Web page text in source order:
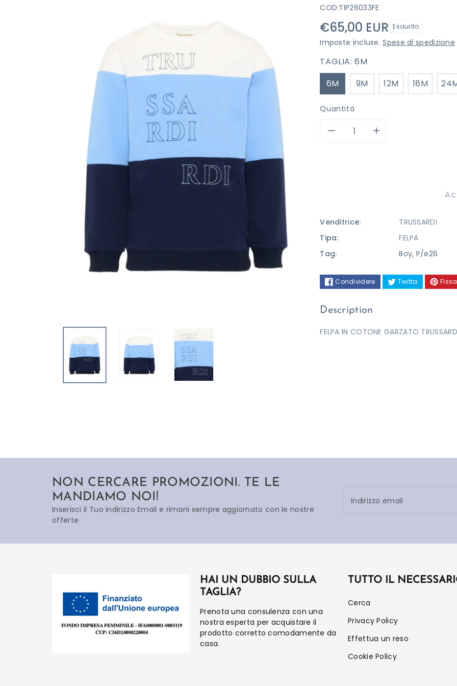
COD:TIP26033FE
Prezzo
di
listino
€65,00 EUR Esaurito
Imposte incluse.Spese di spedizione
TAGLIA:6M
6M
9M 12M 18M
Quantità
Diminuisci
TRUSSARDI
Aumenta
TRUSSARDI
Venditrice:
TRUSSARDI
Tipa:
FELPA
Tag:
Boy, P/e26
Condividere Twitta
Description
FELPA IN COTONE GARZATO
NON CERCARE PROMOZIONI. TE LE
MANDIAMO NOI!
Inserisci il Tuo indirizzo Email e rimani sempre aggiornato con le nostre
offerte
Indirizzo email
HAI UN DUBBIO SULLA
TAGLIA?
Prenota una consulenza con una
nostra esperta per acquistare il
prodotto corretto comodamente da
casa.
TUTTO IL
Cerca
Privacy Policy
Effettua un reso
Cookie Policy